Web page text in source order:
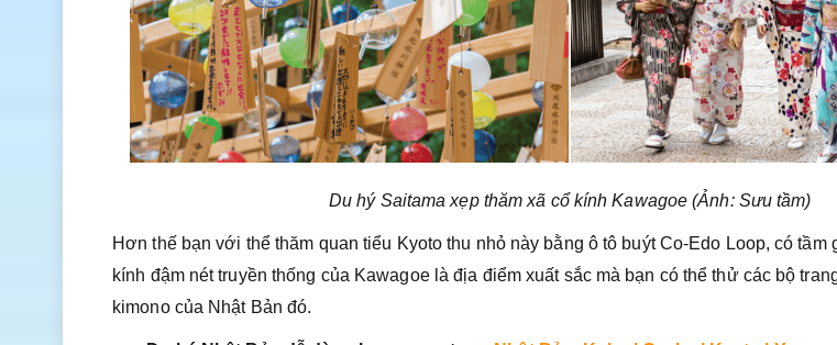
Du hý Saitama xẹp thăm xã cổ kính Kawagoe (Ảnh: Sưu tầm)
Hơn thế bạn với thể thăm quan tiểu Kyoto thu nhỏ này bằng ô tô buýt Co-Edo Loop, có tầm
kính đậm nét truyền thống của Kawagoe là địa điểm xuất sắc mà bạn có thể thử các bộ
kimono của Nhật Bản đó.